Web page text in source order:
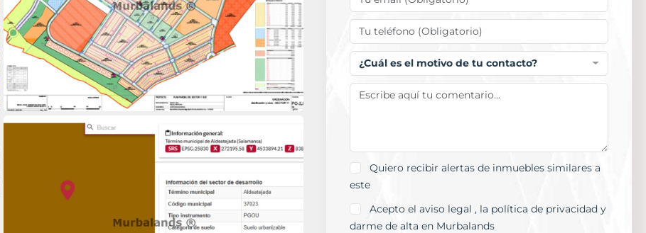
¿Cuál es el motivo de tu contacto?
Quiero recibir alertas de inmuebles similares a
este
Acepto el aviso legal , la política de privacidady
darme de alta en Murbalands